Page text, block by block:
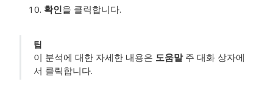
확인을 클릭합니다.
팁
이 분석에 대한 자세한 내용은 도움말주 대화 상자에
서 클릭합니다.